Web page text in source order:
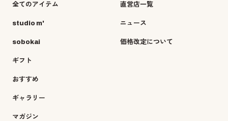
全てのアイテム
studio m'
sobokai
ギフト
おすすめ
ギャラリー
マガジン
直営店一覧
ニュース
価格改定について